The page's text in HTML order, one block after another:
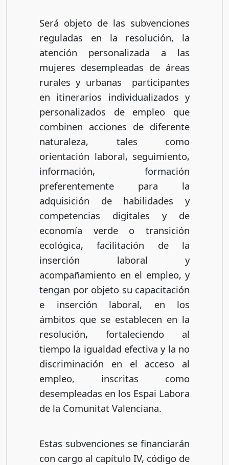
Será objeto de las subvenciones
reguladas en la resolución, la
atención personalizada a las
mujeres desempleadas de áreas
rurales y urbanas participantes
en itinerarios individualizados y
personalizados de empleo que
combinen acciones de diferente
naturaleza, tales como
orientación laboral, seguimiento,
información, formación
preferentemente para la
adquisición de habilidades y
competencias digitales y de
economía verde o transición
ecológica, facilitación de la
inserción laboral y
acompañamiento en el empleo, y
tengan por objeto su capacitación
e inserción laboral, en los
ámbitos que se establecen en la
resolución, fortaleciendo al
tiempo la igualdad efectiva y la no
discriminación en el acceso al
empleo, inscritas como
desempleadas en los Espai Labora
de la Comunitat Valenciana.
Estas subvenciones se financiarán
con cargo al capítulo IV, código de